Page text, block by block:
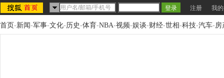
注册 我
首页-新闻-军事-文化-历史-体育-NBA-视频-娱谈-财经-世相-科技-汽车-房